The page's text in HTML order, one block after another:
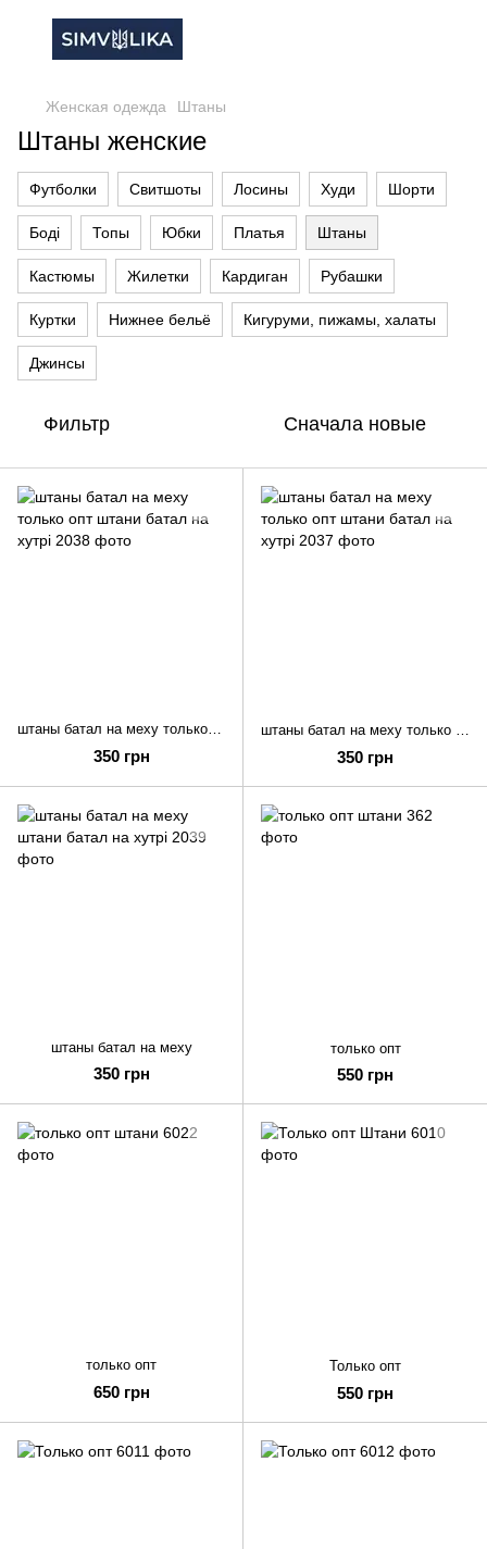
Женская одежда Штаны
Штаны женские
Футболки Свитшоты Лосины Худи Шорти
Боді Топы Юбки Платья Штаны
Кастюмы Жилетки Кардиган Рубашки
Куртки Нижнее бельё Кигуруми, пижамы, халаты
Джинсы
Фильтр Сначала новые
штаны батал на меху только опт
350 грн
штаны батал на меху только опт
350 грн
штаны батал на меху
350 грн
только опт
550 грн
только опт
650 грн
Только опт
550 грн